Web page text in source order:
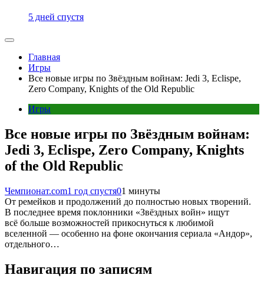
5 дней спустя
Главная
Игры
Все новые игры по Звёздным войнам: Jedi 3, Eclispe,
Zero Company, Knights of the Old Republic
Игры
Все новые игры по Звёздным войнам:
Jedi 3, Eclispe, Zero Company, Knights
of the Old Republic
Чемпионат.com1 год спустя01 минуты
От ремейков и продолжений до полностью новых творений.
В последнее время поклонники «Звёздных войн» ищут
всё больше возможностей прикоснуться к любимой
вселенной — особенно на фоне окончания сериала «Андор»,
отдельного…
Навигация по записям